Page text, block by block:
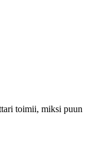
toimii, miksi puun